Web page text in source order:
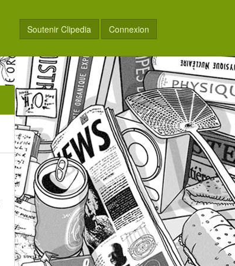
Soutenir Clipedia Connexion